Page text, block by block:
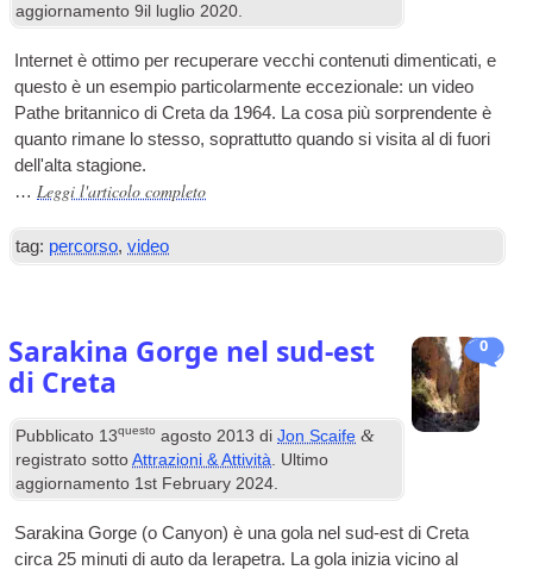
aggiornamento9il luglio 2020
Internet è ottimo per recuperare vecchi contenuti dimenticati, e
questo è un esempio particolarmente eccezionale: un video
Pathe britannico di Creta da 1964. La cosa più sorprendente è
quanto rimane lo stesso, soprattutto quando si visita al di fuori
dell'alta stagione.
… Leggi l'articolo completo
tag: percorso,video
0
Sarakina Gorge nel sud-est
di Creta
Pubblicato 13questo agosto 2013 diJon Scaife &
registrato sottoAttrazioni & Attività. Ultimo
aggiornamento 1st February 2024.
Sarakina Gorge (o Canyon) è una gola nel sud-est di Creta
circa 25 minuti di auto da Ierapetra. La gola inizia vicino al